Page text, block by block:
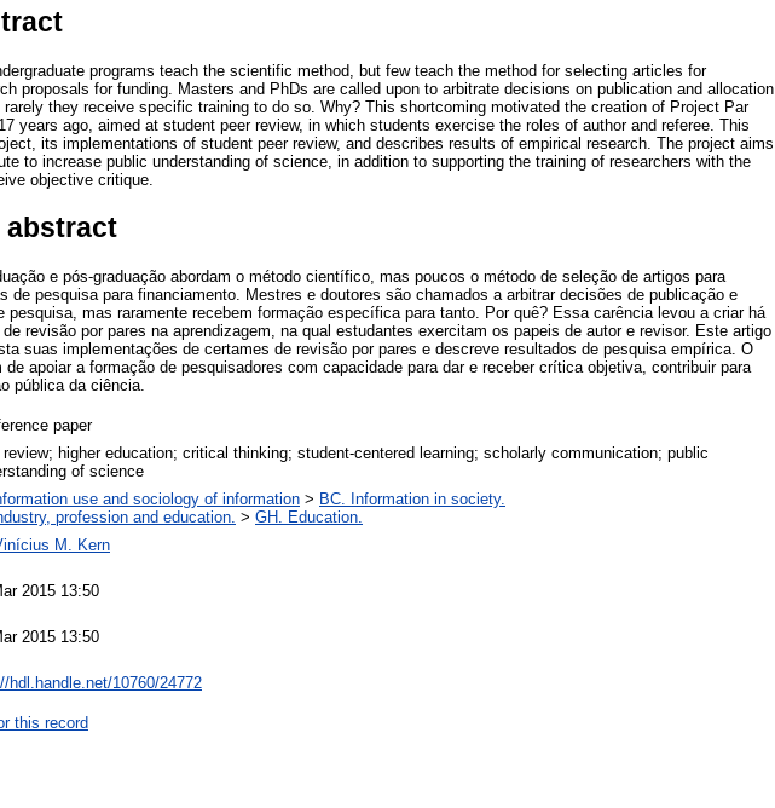
programs teach the scientific method, but few teach the method for selecting articles for
proposals for funding. Masters and PhDs are called upon to arbitrate decisions on publication and allocation
they receive specific training to do so. Why? This shortcoming motivated the creation of Project Par
years ago, aimed at student peer review, in which students exercise the roles of author and referee. This
its implementations of student peer review, and describes results of empirical research. The project aims
to increase public understanding of science, in addition to supporting the training of researchers with the
objective critique.
abstract
e pós-graduação abordam o método científico, mas poucos o método de seleção de artigos para
de pesquisa para financiamento. Mestres e doutores são chamados a arbitrar decisões de publicação e
pesquisa, mas raramente recebem formação específica para tanto. Por quê? Essa carência levou a criar há
revisão por pares na aprendizagem, na qual estudantes exercitam os papeis de autor e revisor. Este artigo
suas implementações de certames de revisão por pares e descreve resultados de pesquisa empírica. O
de apoiar a formação de pesquisadores com capacidade para dar e receber crítica objetiva, contribuir para
pública da ciência.
paper
review; higher education; critical thinking; student-centered learning; scholarly communication; public
of science
use and sociology of information > BC. Information in society.
profession and education. > GH. Education.
M. Kern
2015 13:50
2015 13:50
hdl.handle.net/10760/24772
this record